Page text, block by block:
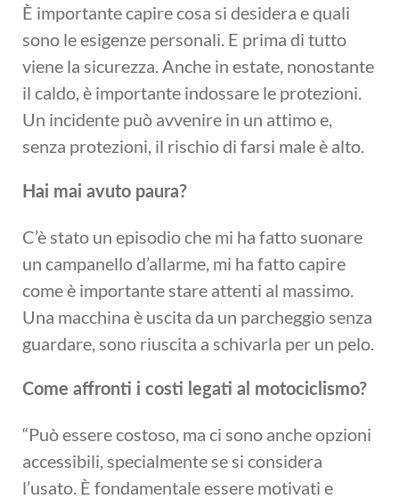
È importante capire cosa si desidera e quali
sono le esigenze personali. E prima di tutto
viene la sicurezza. Anche in estate, nonostante
il caldo, è importante indossare le protezioni.
Un incidente può avvenire in un attimo e,
senza protezioni, il rischio di farsi male è alto.
Hai mai avuto paura?
C’è stato un episodio che mi ha fatto suonare
un campanello d’allarme, mi ha fatto capire
come è importante stare attenti al massimo.
Una macchina è uscita da un parcheggio senza
guardare, sono riuscita a schivarla per un pelo.
Come affronti i costi legati al motociclismo?
“Può essere costoso, ma ci sono anche opzioni
accessibili, specialmente se si considera
l’usato. È fondamentale essere motivati e